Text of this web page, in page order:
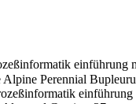
Perennial